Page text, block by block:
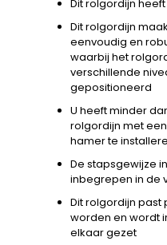
Dit rolgordijn
Dit rolgordijn
eenvoudig en
waarbij het
verschillende
gepositioneerd
U heeft minder
rolgordijn met
hamer te
De stapsgewijze
inbegrepen in de
Dit rolgordijn past
worden en wordt
elkaar gezet